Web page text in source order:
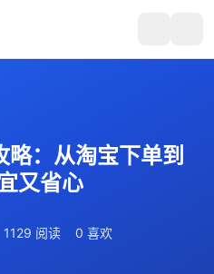
：从淘宝下单到
又省心
1129 阅读 0 喜欢